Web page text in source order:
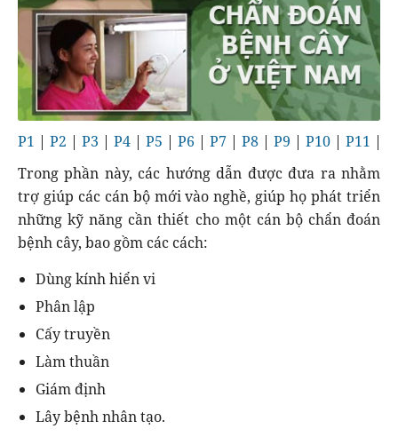
P1 | P2 | P3 | P4 | P5 | P6 | P7 | P8 | P9 | P10 | P11 |
Trong phần này, các hướng dẫn được đưa ra nhằm
trợ giúp các cán bộ mới vào nghề, giúp họ phát triển
những kỹ năng cần thiết cho một cán bộ chẩn đoán
bệnh cây, bao gồm các cách:
Dùng kính hiển vi
Phân lập
Cấy truyền
Làm thuần
Giám định
Lây bệnh nhân tạo.